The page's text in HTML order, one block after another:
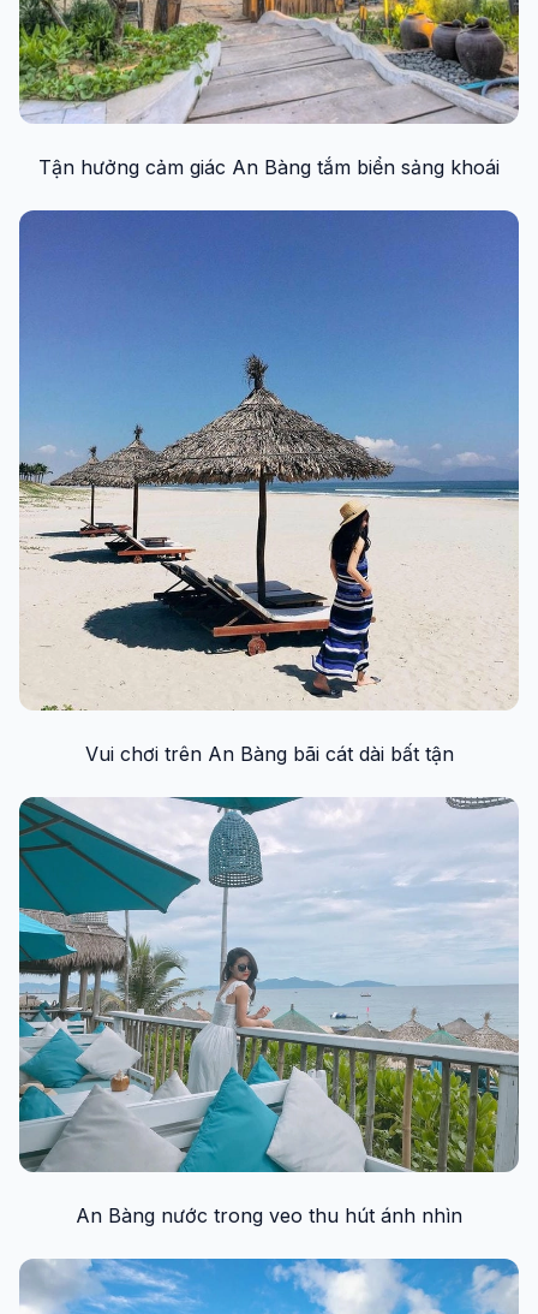
Tận hưởng cảm giác An Bàng tắm biển sảng khoái
Vui chơi trên An Bàng bãi cát dài bất tận
An Bàng nước trong veo thu hút ánh nhìn